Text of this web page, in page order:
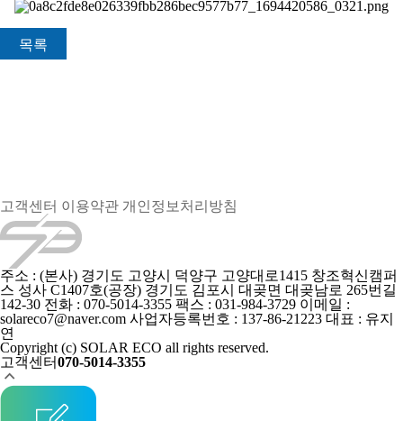
목록
고객센터 이용약관 개인정보처리방침
주소 : (본사) 경기도 고양시 덕양구 고양대로1415 창조혁신캠퍼
스 성사 C1407호(공장) 경기도 김포시 대곶면 대곶남로 265번길
142-30 전화 : 070-5014-3355 팩스 : 031-984-3729 이메일 :
solareco7@naver.com 사업자등록번호 : 137-86-21223 대표 : 유지
연
Copyright (c) SOLAR ECO all rights reserved.
고객센터070-5014-3355